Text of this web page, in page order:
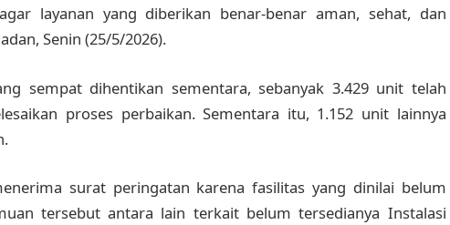
layanan yang diberikan benar-benar aman, sehat, dan
Senin (25/5/2026).
sempat dihentikan sementara, sebanyak 3.429 unit telah
proses perbaikan. Sementara itu, 1.152 unit lainnya
surat peringatan karena fasilitas yang dinilai belum
tersebut antara lain terkait belum tersedianya Instalasi